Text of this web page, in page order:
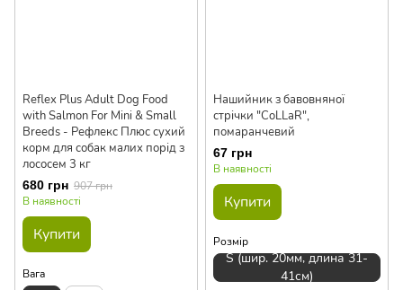
Reflex Plus Adult Dog Food
with Salmon For Mini & Small
Breeds - Рефлекс Плюс сухий
корм для собак малих порід з
лососем 3 кг
680 грн 907 грн
В наявності
Купити
Вага
Нашийник з бавовняної
стрічки "CoLLaR",
помаранчевий
67 грн
В наявності
Купити
Розмір
S (шир. 20мм, длина 31-
41см)